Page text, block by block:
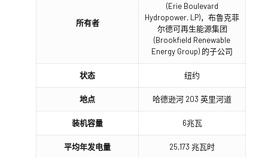
所有者
(Erie Boulevard
Hydropower, LP)，布鲁克菲
尔德可再生能源集团
(Brookfield Renewable
Energy Group) 的子公司
状态 纽约
地点 哈德逊河 203 英里河道
装机容量 6兆瓦
平均年发电量 25,173 兆瓦时